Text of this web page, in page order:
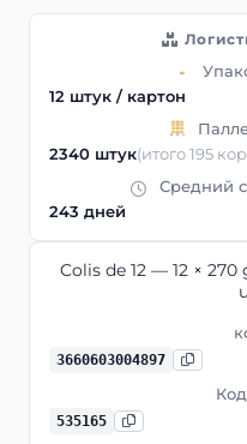
12 штук / картон
2340 штук(итого 195
Средний
243 дней
Colis de 12 — 12 ×
3660603004897
535165